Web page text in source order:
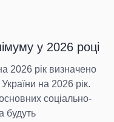
у 2026 році
2026 рік визначено
на 2026 рік.
соціально-
будуть